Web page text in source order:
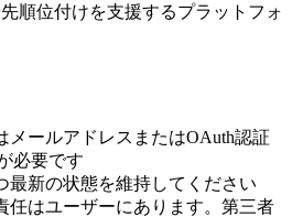
順位付けを支援するプラットフォ
メールアドレスまたはOAuth認証
必要です
最新の状態を維持してください
任はユーザーにあります。第三者